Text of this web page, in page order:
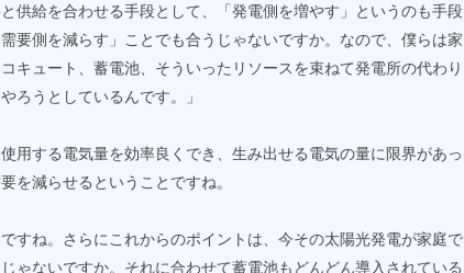
と供給を合わせる手段として、「発電側を増やす」というのも手段
要側を減らす」ことでも合うじゃないですか。なので、僕らは家
キュート、蓄電池、そういったリソースを束ねて発電所の代わり
ろうとしているんです。」
用する電気量を効率良くでき、生み出せる電気の量に限界があっ
を減らせるということですね。
ですね。さらにこれからのポイントは、今その太陽光発電が家庭で
ゃないですか。それに合わせて蓄電池もどんどん導入されている